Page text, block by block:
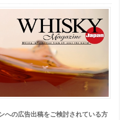
への広告出稿をご検討されている方